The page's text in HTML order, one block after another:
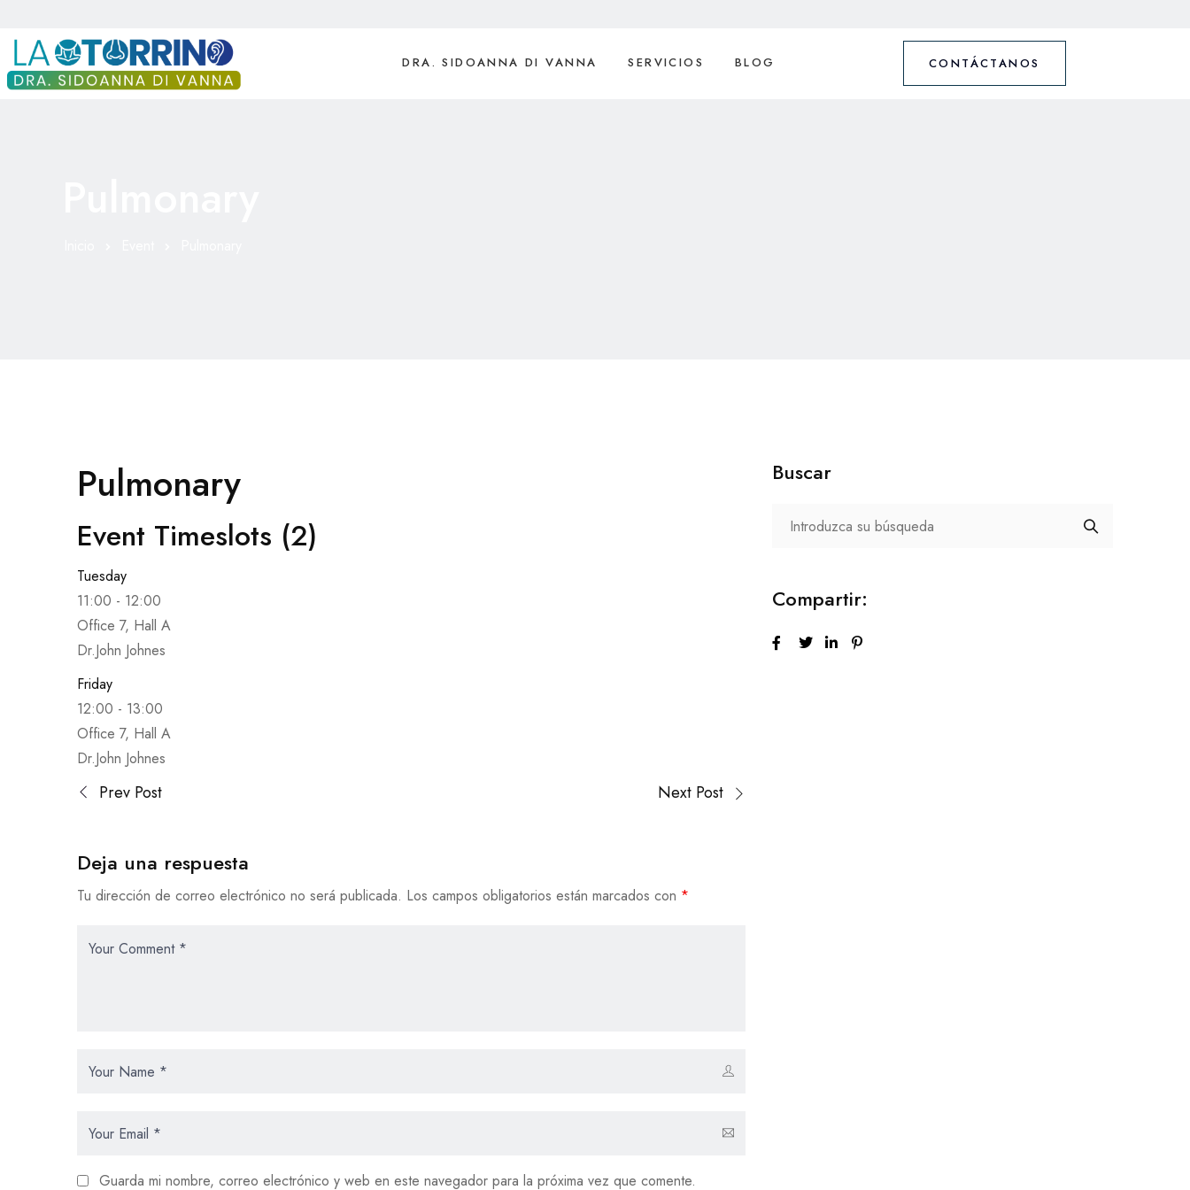
DRA. SIDOANNA DI VANNA SERVICIOS BLOG CONTÁCTANOS
Pulmonary
Event Timeslots (2)
Tuesday
11:00 - 12:00
Office 7, Hall A
Dr.John Johnes
Friday
12:00 - 13:00
Office 7, Hall A
Dr.John Johnes
Prev Post Next Post
Deja una respuesta
Tu dirección de correo electrónico no será publicada. Los campos obligatorios están marcados con *
Guarda mi nombre, correo electrónico y web en este navegador para la próxima vez que comente.
Buscar
Compartir: